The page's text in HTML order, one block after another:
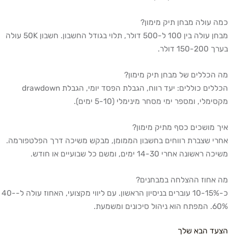
כמה עולה מבחן תיק מימון?
מבחן עולה בין 100 ל-500 דולר, תלוי בגודל החשבון. חשבון 50K עולה
בערך 150-200 דולר.
מה הכללים של מבחן תיק מימון?
הכללים כוללים: יעד רווח, הגבלת הפסד יומי, הגבלת drawdown
מקסימלי, ומספר ימי מסחר מינימלי (5-10 ימים).
איך מושכים כסף מתיק מימון?
אחרי שצברת רווחים בחשבון הממומן, מבקש משיכה דרך הפלטפורמה.
משיכה ראשונה אחרי 14-30 ימים, ומשם כל שבועיים או חודש.
מה אחוז ההצלחה במבחנים?
כ-10-15% עוברים בניסיון הראשון. עם ליווי מקצועי, האחוז עולה ל-40-
60%. המפתח הוא ניהול סיכונים ומשמעת.
הצעד הבא שלך